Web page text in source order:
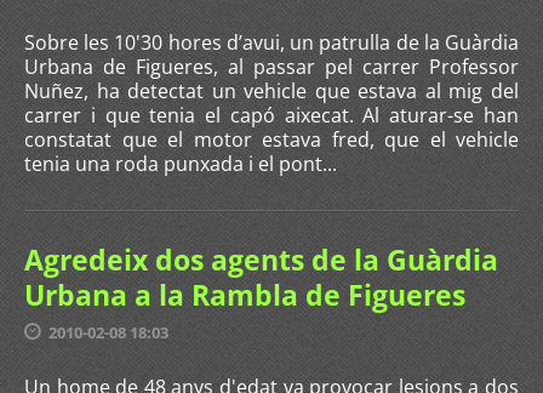
Sobre les 10'30 hores d’avui, un patrulla de la Guàrdia
Urbana de Figueres, al passar pel carrer Professor
Nuñez, ha detectat un vehicle que estava al mig del
carrer i que tenia el capó aixecat. Al aturar-se han
constatat que el motor estava fred, que el vehicle
tenia una roda punxada i el pont...
Agredeix dos agents de la Guàrdia
Urbana a la Rambla de Figueres
2010-02-08 18:03
Un home de 48 anys d'edat va provocar lesions a dos